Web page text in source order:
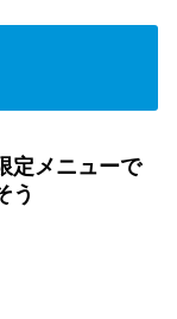
定メニューで
う